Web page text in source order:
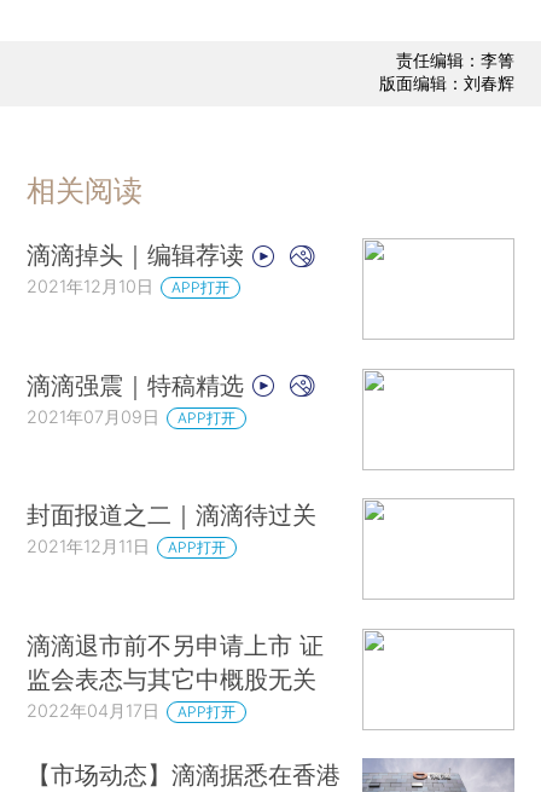
责任编辑：李箐
版面编辑：刘春辉
相关阅读
滴滴掉头｜编辑荐读
2021年12月10日 APP打开
滴滴强震｜特稿精选
2021年07月09日 APP打开
封面报道之二｜滴滴待过关
2021年12月11日 APP打开
滴滴退市前不另申请上市 证
监会表态与其它中概股无关
2022年04月17日 APP打开
【市场动态】滴滴据悉在香港